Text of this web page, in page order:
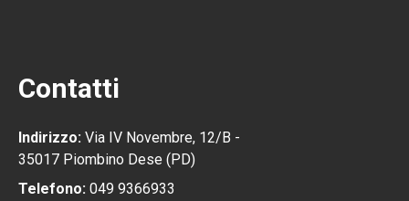
Contatti
Indirizzo: Via IV Novembre, 12/B -
35017 Piombino Dese (PD)
Telefono: 049 9366933